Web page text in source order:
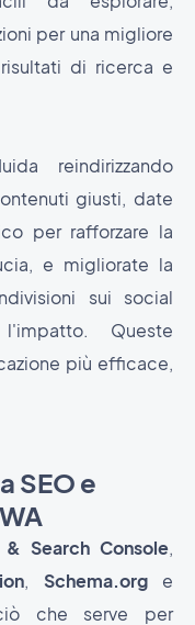
per una migliore
di ricerca e
reindirizzando
giusti, date
per rafforzare la
e migliorate la
sui social
Queste
più efficace,
SEO e
Search Console,
, Schema.orge
che serve per